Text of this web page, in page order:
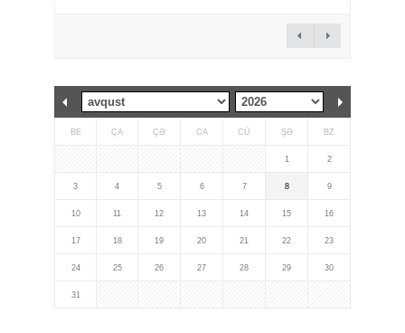
BE ÇA ÇƏ CA CÜ ŞƏ BZ
1 2
3 4 5 6 7 8 9
10 11 12 13 14 15 16
17 18 19 20 21 22 23
24 25 26 27 28 29 30
31